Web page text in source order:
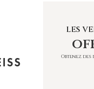
LES
Obtenez